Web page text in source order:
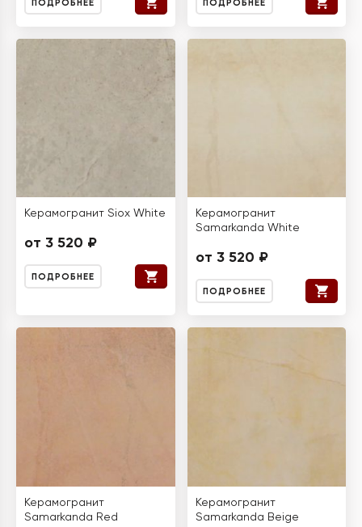
ПОДРОБНЕЕ ПОДРОБНЕЕ
Керамогранит Siox White
от 3 520 ₽
ПОДРОБНЕЕ
Керамогранит
Samarkanda White
от 3 520 ₽
ПОДРОБНЕЕ
Керамогранит
Samarkanda Red
Керамогранит
Samarkanda Beige